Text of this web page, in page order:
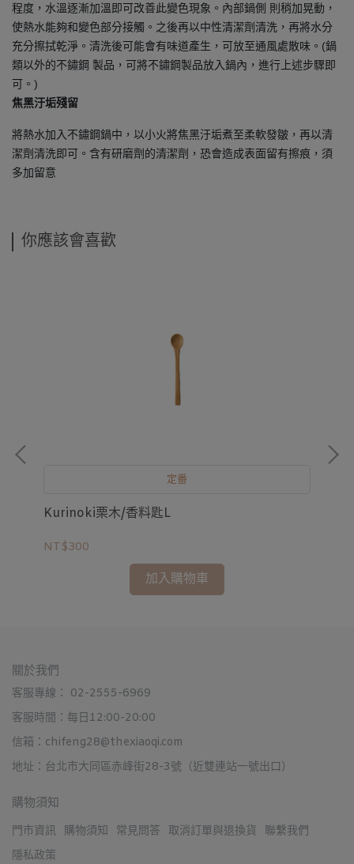
程度，水溫逐漸加溫即可改善此變色現象。內部鍋側 則稍加晃動，
使熱水能夠和變色部分接觸。之後再以中性清潔劑清洗，再將水分
充分擦拭乾淨。清洗後可能會有味道產生，可放至通風處散味。(鍋
類以外的不鏽鋼 製品，可將不鏽鋼製品放入鍋內，進行上述步驟即
可。)
焦黑汙垢殘留
將熱水加入不鏽鋼鍋中，以小火將焦黑汙垢煮至柔軟發皺，再以清
潔劑清洗即可。含有研磨劑的清潔劑，恐會造成表面留有擦痕，須
多加留意
你應該會喜歡
定番
Kurinoki栗木/香料匙L
NT$300
加入購物車
關於我們
客服專線： 02-2555-6969
客服時間：每日12:00-20:00
信箱：chifeng28@thexiaoqi.com
地址：台北市大同區赤峰街28-3號（近雙連站一號出口）
購物須知
門市資訊 購物須知 常見問答 取消訂單與退換貨
聯繫我們
隱私政策